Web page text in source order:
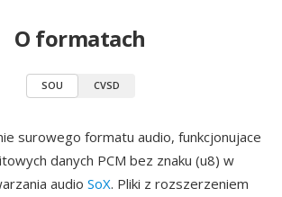
O formatach
SOU CVSD
surowego formatu audio, funkcjonujace
danych PCM bez znaku (u8) w
audio SoX. Pliki z rozszerzeniem